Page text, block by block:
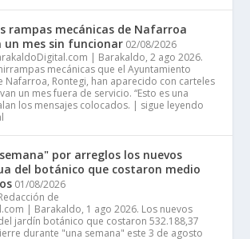
rampas mecánicas de Nafarroa
un mes sin funcionar 02/08/2026
| Barakaldo, 2 ago 2026.
mecánicas que el Ayuntamiento
Nafarroa, Rontegi, han aparecido con carteles
un mes fuera de servicio. “Esto es una
los mensajes colocados. | sigue leyendo
por arreglos los nuevos
del botánico que costaron medio
01/08/2026
de
| Barakaldo, 1 ago 2026. Los nuevos
jardín botánico que costaron 532.188,37
durante "una semana" este 3 de agosto